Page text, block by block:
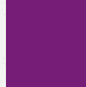
スタイルと
学に基づ
ロンを美